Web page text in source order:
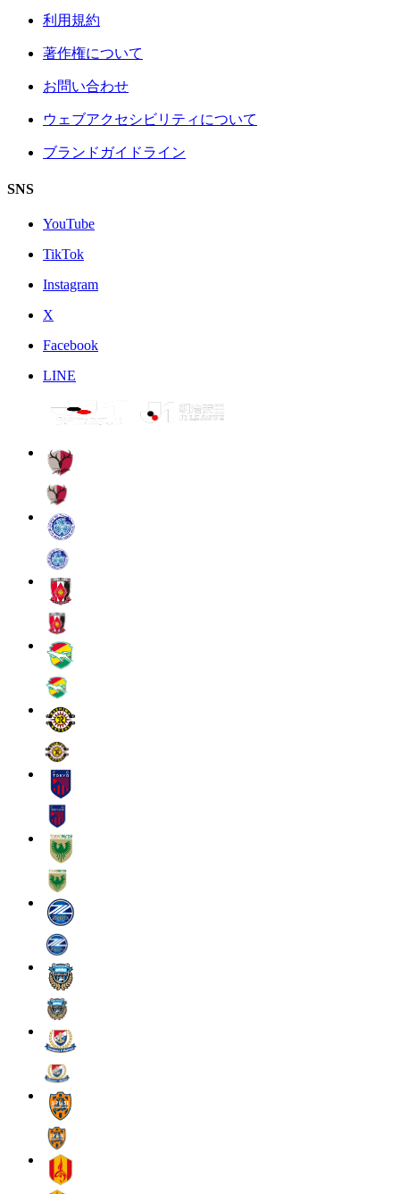
利用規約
著作権について
お問い合わせ
ウェブアクセシビリティについて
ブランドガイドライン
SNS
YouTube
TikTok
Instagram
X
Facebook
LINE